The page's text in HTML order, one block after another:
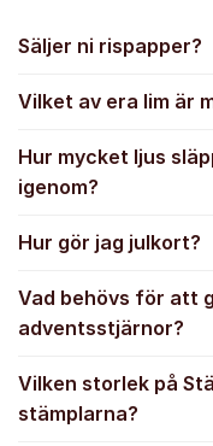
Alla
Säljer ni rispapper?
Vilket av era lim är
Hur mycket ljus
igenom?
Hur gör jag julkort?
Vad behövs för att
adventsstjärnor?
Vilken storlek på
stämplarna?